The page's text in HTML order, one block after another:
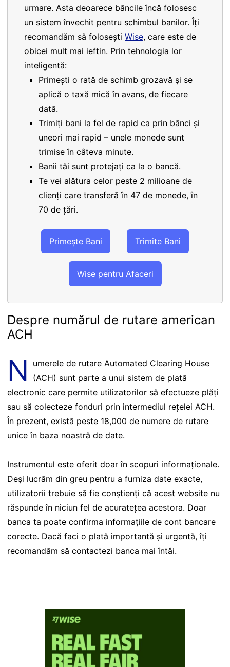
urmare. Asta deoarece băncile încă folosesc
un sistem învechit pentru schimbul banilor. Îți
recomandăm să folosești Wise, care este de
obicei mult mai ieftin. Prin tehnologia lor
inteligentă:
Primești o rată de schimb grozavă și se
aplică o taxă mică în avans, de fiecare
dată.
Trimiți bani la fel de rapid ca prin bănci și
uneori mai rapid – unele monede sunt
trimise în câteva minute.
Banii tăi sunt protejați ca la o bancă.
Te vei alătura celor peste 2 milioane de
clienți care transferă în 47 de monede, în
70 de țări.
Primește Bani Trimite Bani
Wise pentru Afaceri
Despre numărul de rutare american
ACH
N
umerele de rutare Automated Clearing House
(ACH) sunt parte a unui sistem de plată
electronic care permite utilizatorilor să efectueze plăți
sau să colecteze fonduri prin intermediul rețelei ACH.
În prezent, există peste 18,000 de numere de rutare
unice în baza noastră de date.
Instrumentul este oferit doar în scopuri informaționale.
Deși lucrăm din greu pentru a furniza date exacte,
utilizatorii trebuie să fie conștienți că acest website nu
răspunde în niciun fel de acuratețea acestora. Doar
banca ta poate confirma informațiile de cont bancare
corecte. Dacă faci o plată importantă și urgentă, îți
recomandăm să contactezi banca mai întâi.